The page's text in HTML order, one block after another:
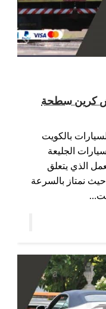
/ 65557275 / ونش كرين سطحة
بالكويت
الجليعة
الذي يتعلق
نمتاز بالسرعة